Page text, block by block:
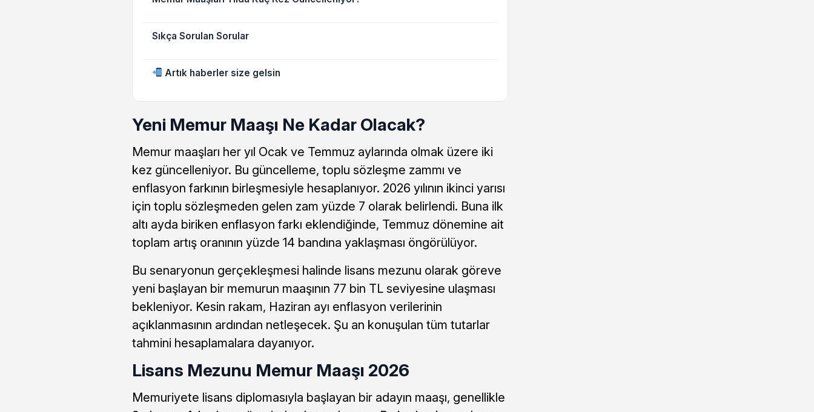
Sıkça Sorulan Sorular
Artık haberler size gelsin
Yeni Memur Maaşı Ne Kadar Olacak?
Memur maaşları her yıl Ocak ve Temmuz aylarında olmak üzere iki
kez güncelleniyor. Bu güncelleme, toplu sözleşme zammı ve
enflasyon farkının birleşmesiyle hesaplanıyor. 2026 yılının ikinci yarısı
için toplu sözleşmeden gelen zam yüzde 7 olarak belirlendi. Buna ilk
altı ayda biriken enflasyon farkı eklendiğinde, Temmuz dönemine ait
toplam artış oranının yüzde 14 bandına yaklaşması öngörülüyor.
Bu senaryonun gerçekleşmesi halinde lisans mezunu olarak göreve
yeni başlayan bir memurun maaşının 77 bin TL seviyesine ulaşması
bekleniyor. Kesin rakam, Haziran ayı enflasyon verilerinin
açıklanmasının ardından netleşecek. Şu an konuşulan tüm tutarlar
tahmini hesaplamalara dayanıyor.
Lisans Mezunu Memur Maaşı 2026
Memuriyete lisans diplomasıyla başlayan bir adayın maaşı, genellikle